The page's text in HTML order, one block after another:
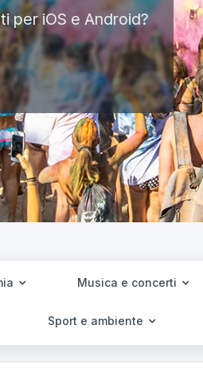
per iOS e Android?
Musica e concerti
Sport e ambiente